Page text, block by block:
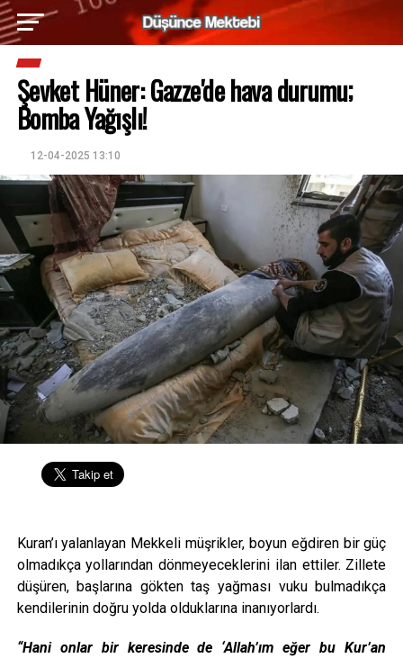
Şevket Hüner: Gazze'de hava durumu;
Bomba Yağışlı!
12-04-2025 13:10
Kuran’ı yalanlayan Mekkeli müşrikler, boyun eğdiren bir güç
olmadıkça yollarından dönmeyeceklerini ilan ettiler. Zillete
düşüren, başlarına gökten taş yağması vuku bulmadıkça
kendilerinin doğru yolda olduklarına inanıyorlardı.
“Hani onlar bir keresinde de ‘Allah’ım eğer bu Kur’an